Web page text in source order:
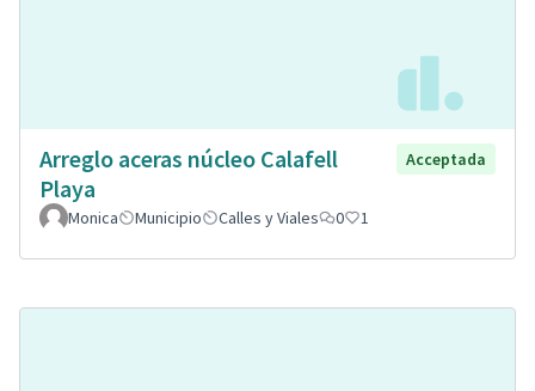
Arreglo aceras núcleo Calafell
Playa
Acceptada
Monica Municipio Calles y Viales 0 1